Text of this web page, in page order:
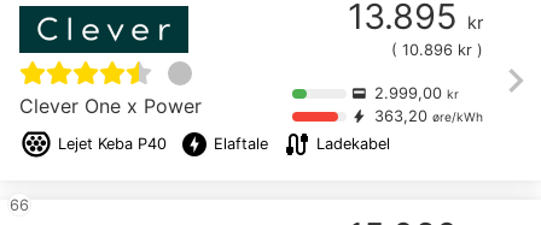
chevron_right
Clever One x Power
Lejet Keba P40 offline_bolt Elaftale cable Ladekabel
13.895 kr
( 10.896 kr )
credit_card 2.999,00 kr
bolt 363,20 øre/kWh
66